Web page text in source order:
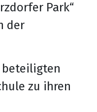
Park“
der
beteiligten
zu ihren